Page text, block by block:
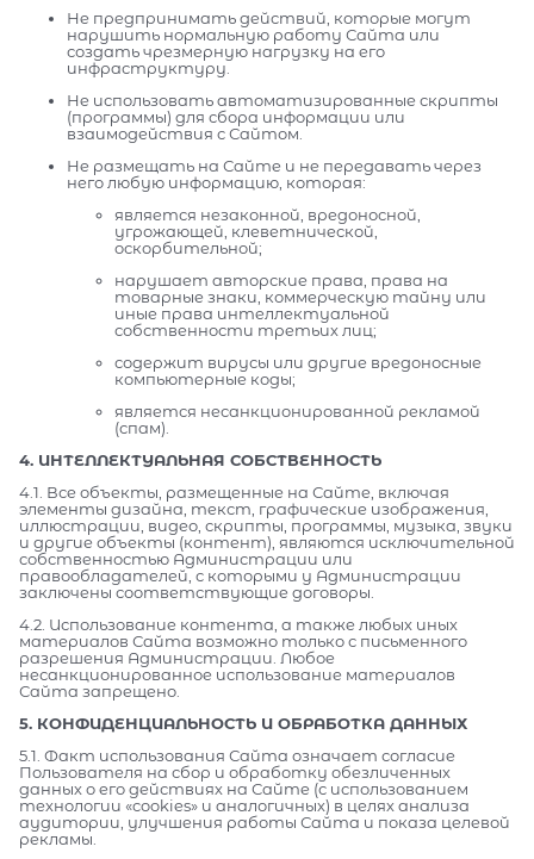
Не предпринимать действий, которые могут
нарушить нормальную работу Сайта или
создать чрезмерную нагрузку на его
инфраструктуру.
Не использовать автоматизированные скрипты
(программы) для сбора информации или
взаимодействия с Сайтом.
Не размещать на Сайте и не передавать через
него любую информацию, которая:
является незаконной, вредоносной,
угрожающей, клеветнической,
оскорбительной;
нарушает авторские права, права на
товарные знаки, коммерческую тайну или
иные права интеллектуальной
собственности третьих лиц;
содержит вирусы или другие вредоносные
компьютерные коды;
является несанкционированной рекламой
(спам).
4. ИНТЕЛЛЕКТУАЛЬНАЯ СОБСТВЕННОСТЬ
4.1. Все объекты, размещенные на Сайте, включая
элементы дизайна, текст, графические изображения,
иллюстрации, видео, скрипты, программы, музыка, звуки
и другие объекты (контент), являются исключительной
собственностью Администрации или
правообладателей, с которыми у Администрации
заключены соответствующие договоры.
4.2. Использование контента, а также любых иных
материалов Сайта возможно только с письменного
разрешения Администрации. Любое
несанкционированное использование материалов
Сайта запрещено.
5. КОНФИДЕНЦИАЛЬНОСТЬ И ОБРАБОТКА ДАННЫХ
5.1. Факт использования Сайта означает согласие
Пользователя на сбор и обработку обезличенных
данных о его действиях на Сайте (с использованием
технологии «cookies» и аналогичных) в целях анализа
аудитории, улучшения работы Сайта и показа целевой
рекламы.